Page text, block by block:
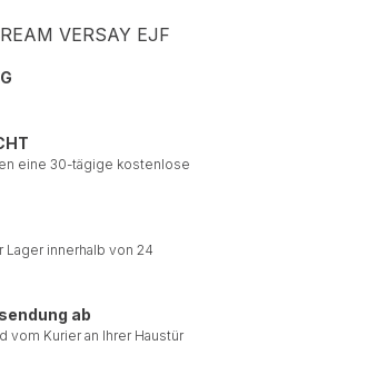
VERSAY EJF
eine 30-tägige kostenlose
innerhalb von 24
ab
vom Kurier an Ihrer Haustür